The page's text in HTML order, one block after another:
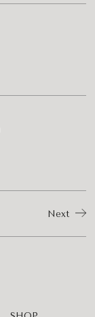
Next